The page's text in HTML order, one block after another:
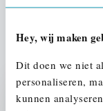
Hey, wij maken
Dit doen we niet
personaliseren,
kunnen